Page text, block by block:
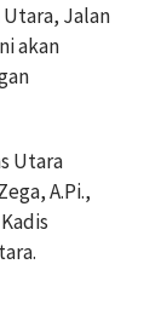
Utara, Jalan
akan
Utara
A.Pi.,